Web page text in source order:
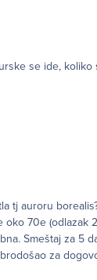
se ide, koliko
tj auroru
70e
Smeštaj za
za